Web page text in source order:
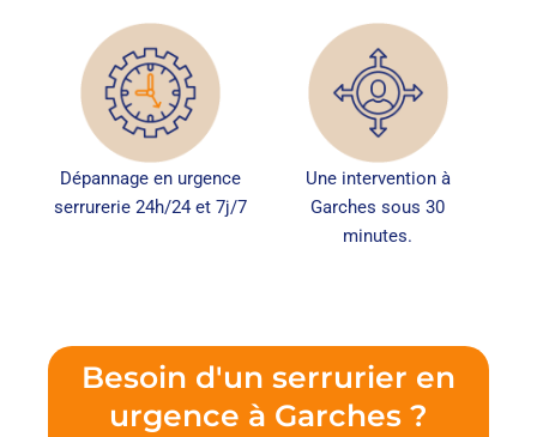
Dépannage en urgence
serrurerie 24h/24 et 7j/7
Une intervention à
Garches sous 30
minutes.
Besoin d'un serrurier en
urgence à Garches ?